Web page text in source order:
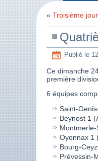
« Troisième
Publié le
Ce dimanche
première
6 équipes
Saint-
Beynost 1
Oyonnax 1
Bourg-
Prévessin-